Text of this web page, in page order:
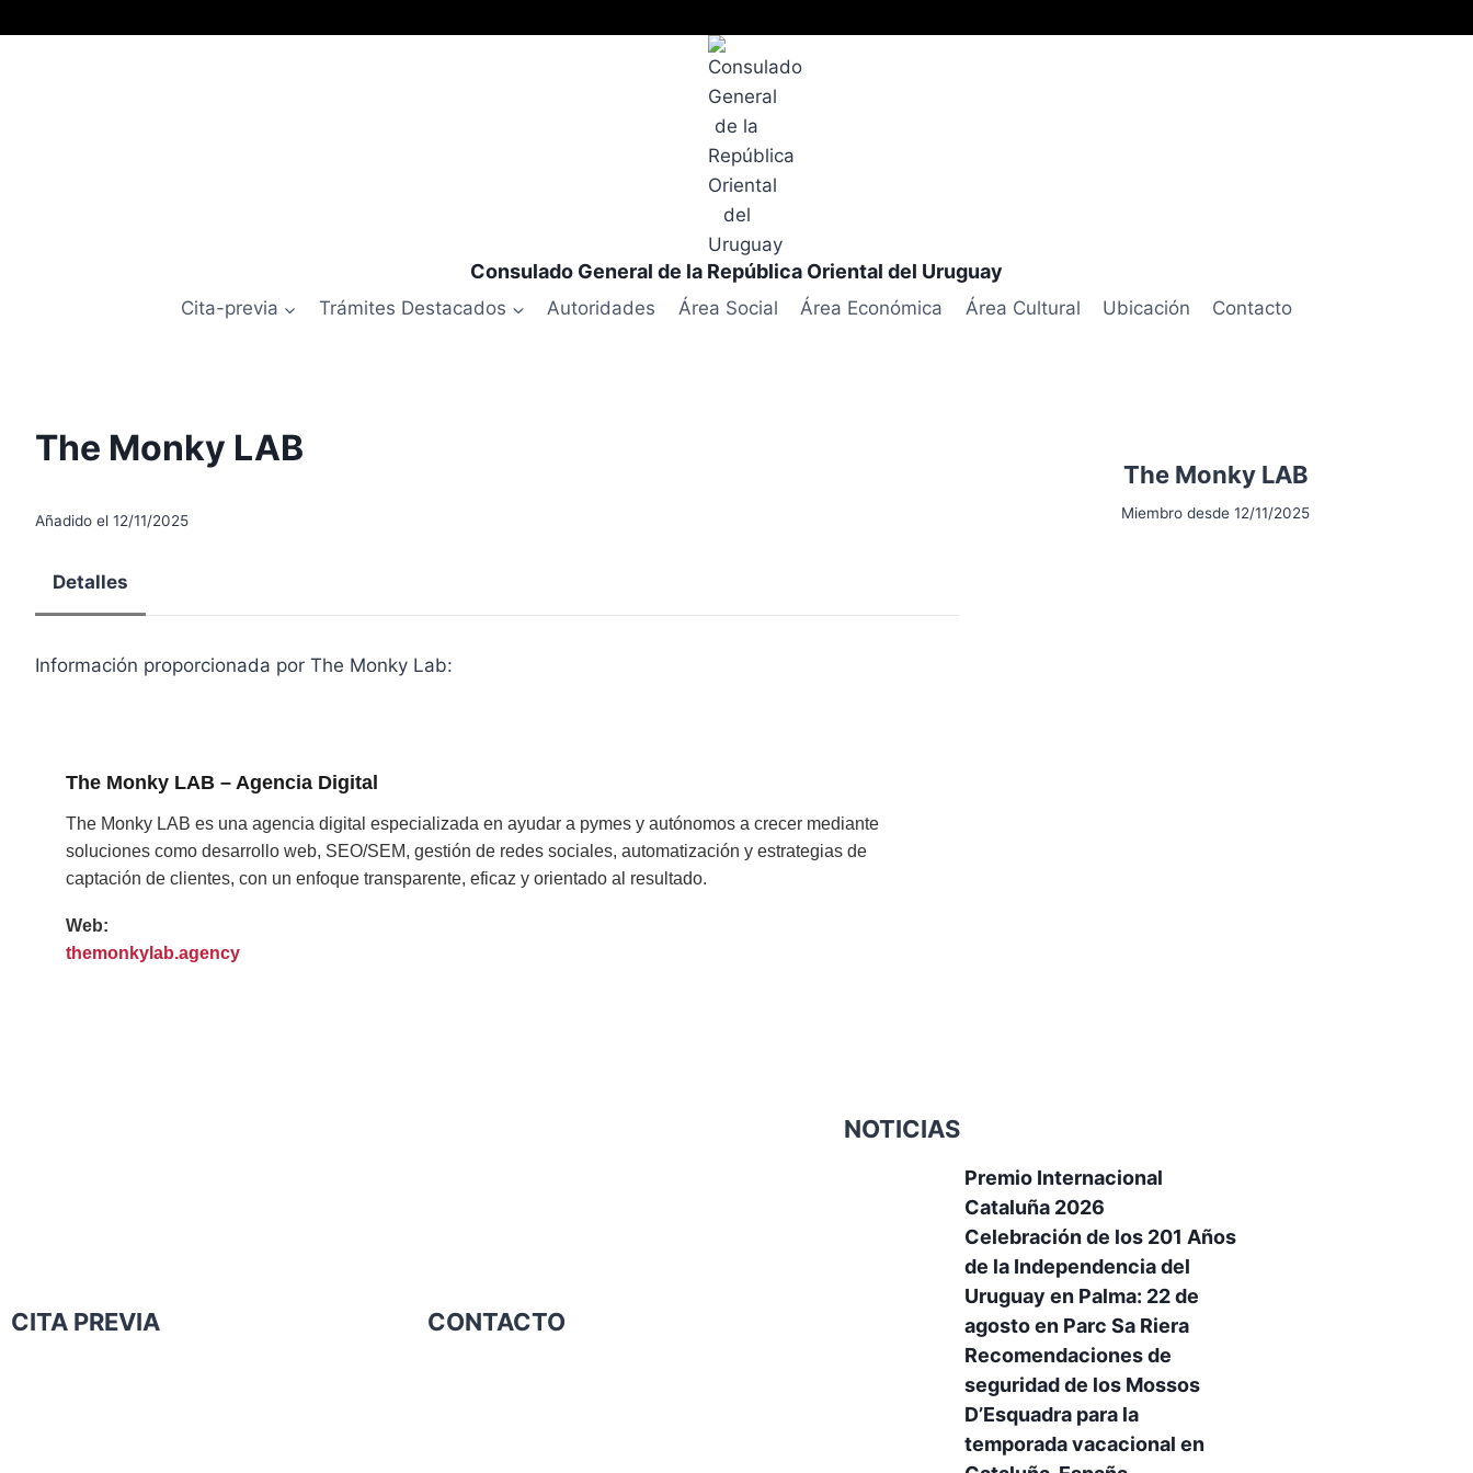
Consulado General de la República Oriental del Uruguay
Cita-previa Trámites Destacados Autoridades Área Social Área Económica Área Cultural Ubicación Contacto
The Monky LAB
Añadido el 12/11/2025
Detalles
Información proporcionada por The Monky Lab:
The Monky LAB – Agencia Digital
The Monky LAB es una agencia digital especializada en ayudar a pymes y autónomos a crecer mediante
soluciones como desarrollo web, SEO/SEM, gestión de redes sociales, automatización y estrategias de
captación de clientes, con un enfoque transparente, eficaz y orientado al resultado.
Web:
themonkylab.agency
The Monky LAB
Miembro desde 12/11/2025
CITA PREVIA CONTACTO
NOTICIAS
Premio Internacional
Cataluña 2026
Celebración de los 201 Años
de la Independencia del
Uruguay en Palma: 22 de
agosto en Parc Sa Riera
Recomendaciones de
seguridad de los Mossos
D’Esquadra para la
temporada vacacional en